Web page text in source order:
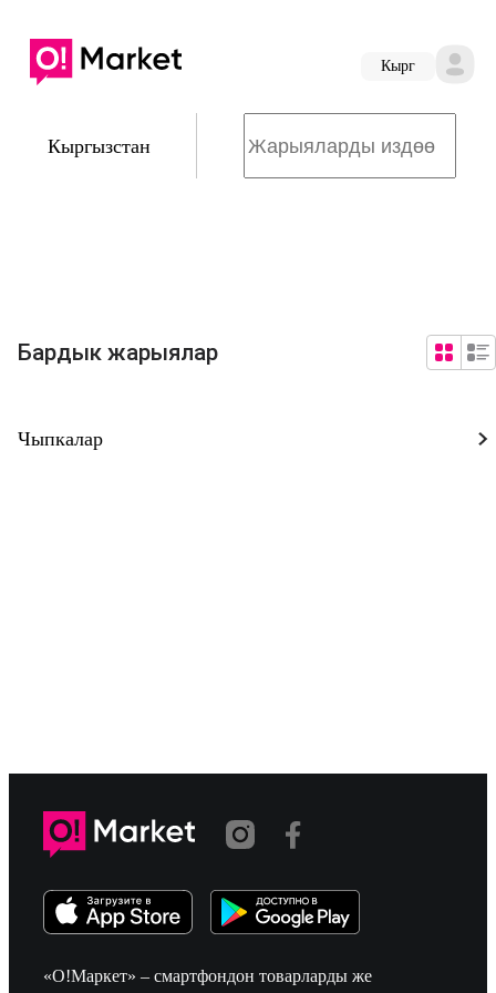
Кырг
Кыргызстан
Бардык жарыялар
Чыпкалар
«О!Маркет» – смартфондон товарларды же